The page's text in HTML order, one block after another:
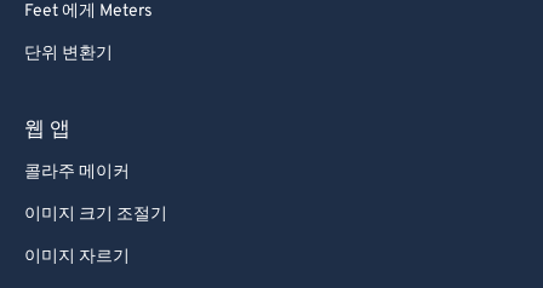
Feet 에게 Meters
단위 변환기
웹 앱
콜라주 메이커
이미지 크기 조절기
이미지 자르기